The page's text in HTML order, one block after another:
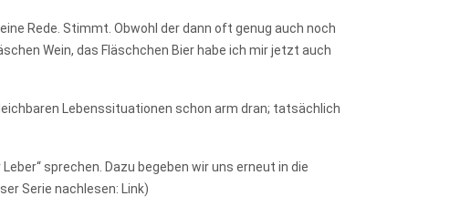
Rede. Stimmt. Obwohl der dann oft genug auch noch
Wein, das Fläschchen Bier habe ich mir jetzt auch
Lebenssituationen schon arm dran; tatsächlich
sprechen. Dazu begeben wir uns erneut in die
Serie nachlesen: Link)